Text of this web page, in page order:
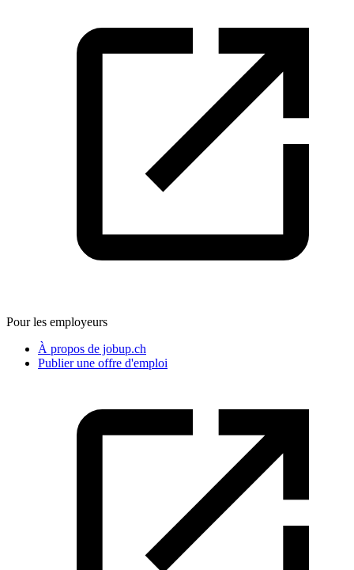
Pour les employeurs
À propos de jobup.ch
Publier une offre d'emploi